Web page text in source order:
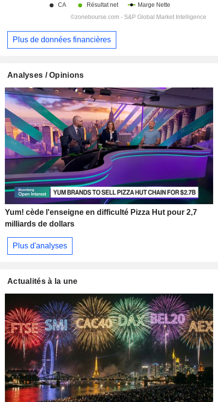
Plus de données financières
Analyses / Opinions
Yum! cède l'enseigne en difficulté Pizza Hut pour 2,7
milliards de dollars
Plus d'analyses
Actualités à la une